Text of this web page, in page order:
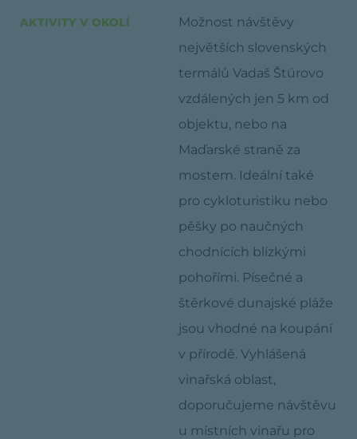
AKTIVITY V OKOLÍ
Možnost návštěvy
největších slovenských
termálů Vadaš Štúrovo
vzdálených jen 5 km od
objektu, nebo na
Maďarské straně za
mostem. Ideální také
pro cykloturistiku nebo
pěšky po naučných
chodnících blízkými
pohořími. Písečné a
štěrkové dunajské pláže
jsou vhodné na koupání
v přírodě. Vyhlášená
vinařská oblast,
doporučujeme návštěvu
u místních vinařu pro